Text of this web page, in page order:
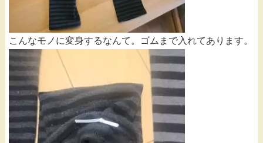
こんなモノに変身するなんて。ゴムまで入れてあります。